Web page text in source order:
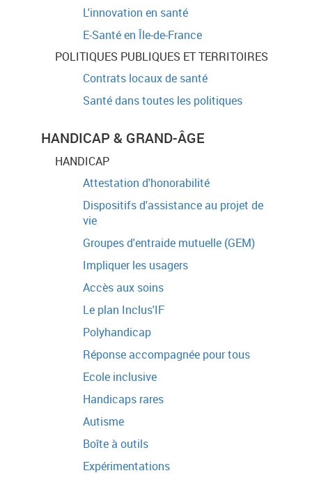
L'innovation en santé
E-Santé en Île-de-France
POLITIQUES PUBLIQUES ET TERRITOIRES
Contrats locaux de santé
Santé dans toutes les politiques
HANDICAP & GRAND-ÂGE
HANDICAP
Attestation d'honorabilité
Dispositifs d'assistance au projet de
vie
Groupes d'entraide mutuelle (GEM)
Impliquer les usagers
Accès aux soins
Le plan Inclus'IF
Polyhandicap
Réponse accompagnée pour tous
Ecole inclusive
Handicaps rares
Autisme
Boîte à outils
Expérimentations